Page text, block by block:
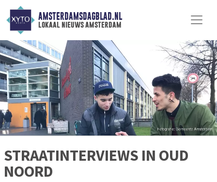
AMSTERDAMSDAGBLAD.NL
lokaal nieuws amsterdam
STRAATINTERVIEWS IN OUD
NOORD